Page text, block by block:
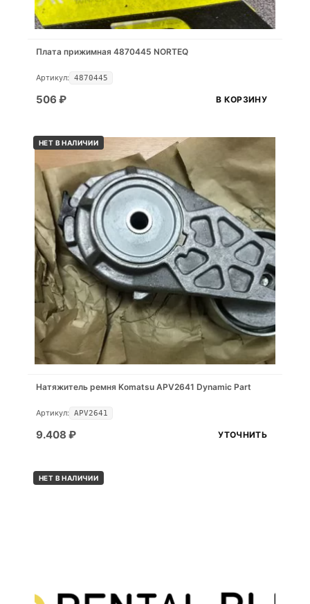
Плата прижимная 4870445 NORTEQ
Артикул: 4870445
506 ₽ В КОРЗИНУ
НЕТ В НАЛИЧИИ
Натяжитель ремня Komatsu APV2641 Dynamic Part
Артикул: APV2641
9.408 ₽ УТОЧНИТЬ
НЕТ В НАЛИЧИИ